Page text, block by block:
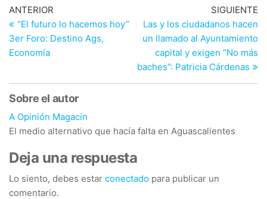
Navegación
de
entradas
Entrada
anterior
ANTERIOR
“El futuro lo hacemos hoy”
3er Foro: Destino Ags,
Economía
SIGUIENTE
Las y los ciudadanos hacen
un llamado al Ayuntamiento
capital y exigen “No más
baches”: Patricia Cárdenas
Sobre el autor
A Opinión Magacín
El medio alternativo que hacía falta en Aguascalientes
Deja una respuesta
Lo siento, debes estar conectado para publicar un
comentario.